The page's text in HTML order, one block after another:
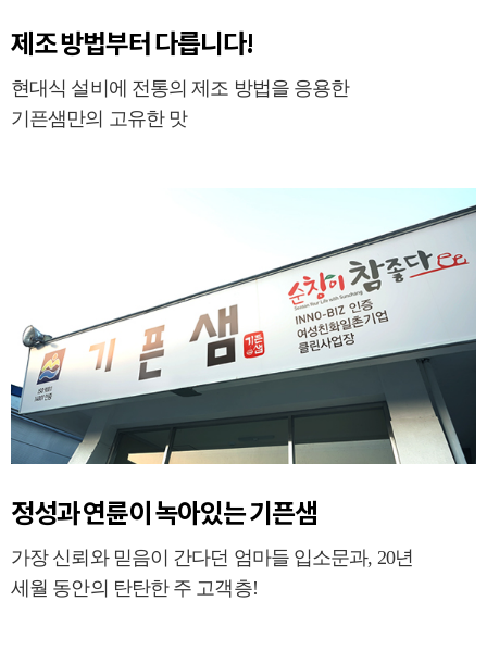
제조 방법부터 다릅니다!
현대식 설비에 전통의 제조 방법을 응용한
기픈샘만의 고유한 맛
정성과 연륜이 녹아있는 기픈샘
가장 신뢰와 믿음이 간다던 엄마들 입소문과, 20년
세월 동안의 탄탄한 주 고객층!